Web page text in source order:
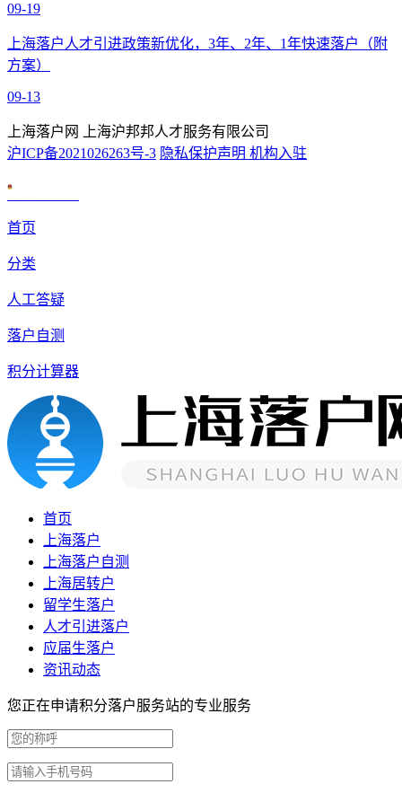
09-19
上海落户人才引进政策新优化，3年、2年、1年快速落户（附
方案）
09-13
上海落户网 上海沪邦邦人才服务有限公司
沪ICP备2021026263号-3 隐私保护声明 机构入驻
首页
分类
人工答疑
落户自测
积分计算器
首页
上海落户
上海落户自测
上海居转户
留学生落户
人才引进落户
应届生落户
资讯动态
您正在申请积分落户服务站的专业服务